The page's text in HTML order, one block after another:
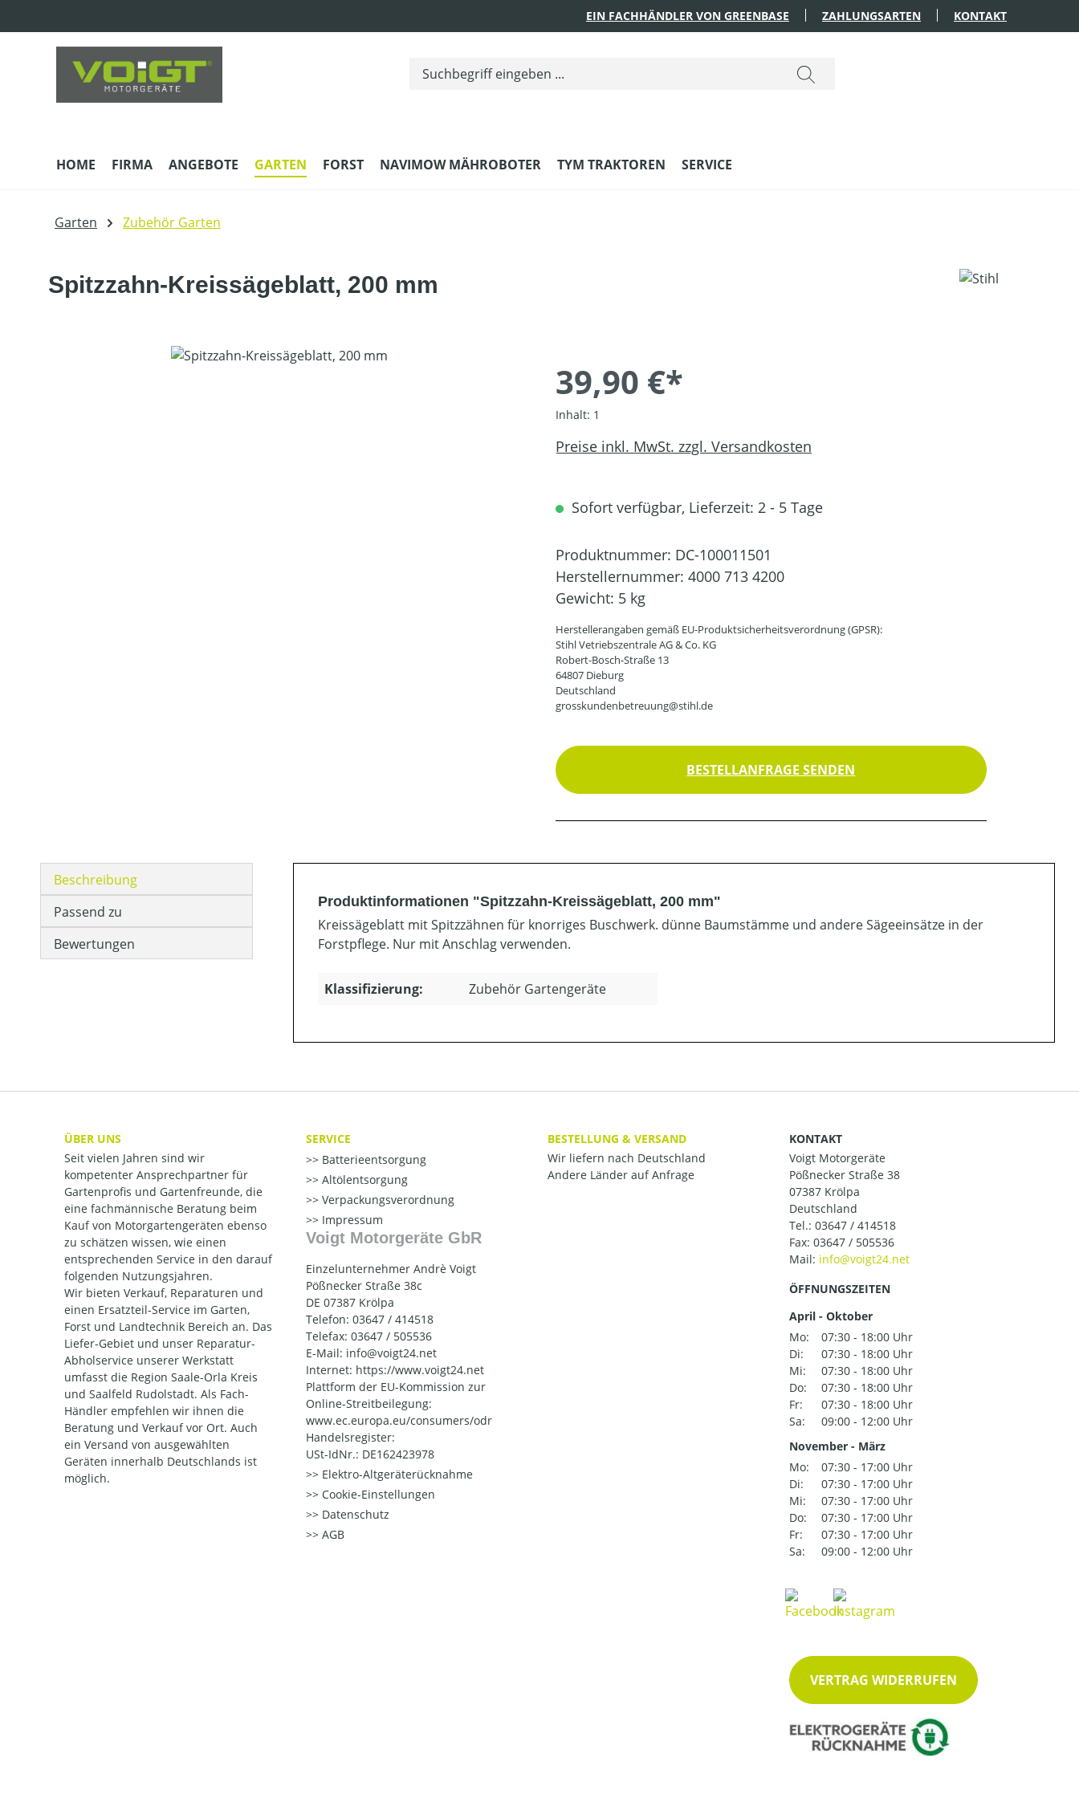
EIN FACHHÄNDLER VON GREENBASE ZAHLUNGSARTEN KONTAKT
HOME FIRMA ANGEBOTE GARTEN FORST NAVIMOW MÄHROBOTER TYM TRAKTOREN SERVICE
Garten Zubehör Garten
Spitzzahn-Kreissägeblatt, 200 mm
Bildergalerie überspringen
39,90 €*
Inhalt: 1
Preise inkl. MwSt. zzgl. Versandkosten
Sofort verfügbar, Lieferzeit: 2 - 5 Tage
Produktnummer: DC-100011501
Herstellernummer: 4000 713 4200
Gewicht: 5 kg
Herstellerangaben gemäß EU-Produktsicherheitsverordnung (GPSR):
Stihl Vetriebszentrale AG & Co. KG
Robert-Bosch-Straße 13
64807 Dieburg
Deutschland
grosskundenbetreuung@stihl.de
BESTELLANFRAGE SENDEN
Beschreibung
Passend zu
Bewertungen
Produktinformationen "Spitzzahn-Kreissägeblatt, 200 mm"
Kreissägeblatt mit Spitzzähnen für knorriges Buschwerk. dünne Baumstämme und andere Sägeeinsätze in der
Forstpflege. Nur mit Anschlag verwenden.
Klassifizierung: Zubehör Gartengeräte
ÜBER UNS
Seit vielen Jahren sind wir
kompetenter Ansprechpartner für
Gartenprofis und Gartenfreunde, die
eine fachmännische Beratung beim
Kauf von Motorgartengeräten ebenso
zu schätzen wissen, wie einen
entsprechenden Service in den darauf
folgenden Nutzungsjahren.
Wir bieten Verkauf, Reparaturen und
einen Ersatzteil-Service im Garten,
Forst und Landtechnik Bereich an. Das
Liefer-Gebiet und unser Reparatur-
Abholservice unserer Werkstatt
umfasst die Region Saale-Orla Kreis
und Saalfeld Rudolstadt. Als Fach-
Händler empfehlen wir ihnen die
Beratung und Verkauf vor Ort. Auch
ein Versand von ausgewählten
Geräten innerhalb Deutschlands ist
möglich.
SERVICE
Batterieentsorgung
Altölentsorgung
Verpackungsverordnung
Impressum
Voigt Motorgeräte GbR
Einzelunternehmer Andrè Voigt
Pößnecker Straße 38c
DE 07387 Krölpa
Telefon: 03647 / 414518
Telefax: 03647 / 505536
E-Mail: info@voigt24.net
Internet: https://www.voigt24.net
Plattform der EU-Kommission zur
Online-Streitbeilegung:
www.ec.europa.eu/consumers/odr
Handelsregister:
USt-IdNr.: DE162423978
Elektro-Altgeräterücknahme
Cookie-Einstellungen
Datenschutz
AGB
BESTELLUNG & VERSAND
Wir liefern nach Deutschland
Andere Länder auf Anfrage
KONTAKT
Voigt Motorgeräte
Pößnecker Straße 38
07387 Krölpa
Deutschland
Tel.: 03647 / 414518
Fax: 03647 / 505536
Mail:
ÖFFNUNGSZEITEN
April - Oktober
Mo:
07:30 - 18:00 Uhr
Di:
07:30 - 18:00 Uhr
Mi:
07:30 - 18:00 Uhr
Do:
07:30 - 18:00 Uhr
Fr:
07:30 - 18:00 Uhr
Sa:
09:00 - 12:00 Uhr
November - März
Mo:
07:30 - 17:00 Uhr
Di:
07:30 - 17:00 Uhr
Mi:
07:30 - 17:00 Uhr
Do:
07:30 - 17:00 Uhr
Fr:
07:30 - 17:00 Uhr
Sa:
09:00 - 12:00 Uhr
VERTRAG WIDERRUFEN